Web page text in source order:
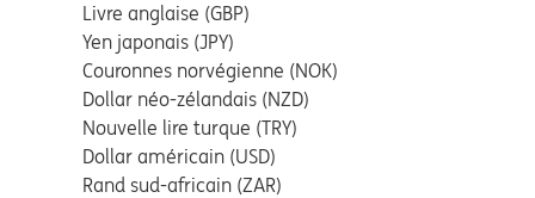
Livre anglaise (GBP)
Yen japonais (JPY)
Couronnes norvégienne (NOK)
Dollar néo-zélandais (NZD)
Nouvelle lire turque (TRY)
Dollar américain (USD)
Rand sud-africain (ZAR)